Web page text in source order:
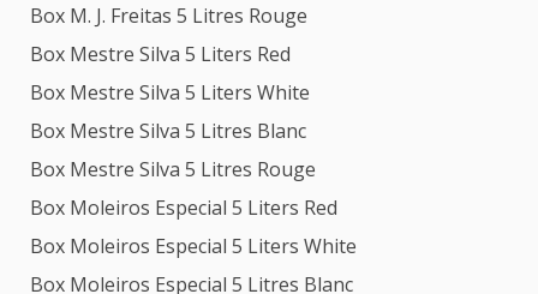
Box M. J. Freitas 5 Litres Rouge
Box Mestre Silva 5 Liters Red
Box Mestre Silva 5 Liters White
Box Mestre Silva 5 Litres Blanc
Box Mestre Silva 5 Litres Rouge
Box Moleiros Especial 5 Liters Red
Box Moleiros Especial 5 Liters White
Box Moleiros Especial 5 Litres Blanc